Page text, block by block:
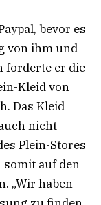
bevor es
von ihm und
forderte er die
Kleid von
Das Kleid
nicht
Plein-Stores
somit auf den
„Wir haben